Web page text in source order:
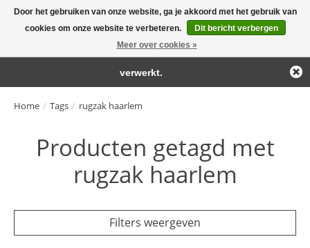
Large selection of products and fast shipping!
Home / Tags / rugzak haarlem
Producten getagd met
rugzak haarlem
Filters weergeven
Door het gebruiken van onze website, ga je akkoord met het gebruik van
cookies om onze website te verbeteren.
Dit bericht verbergen
Meer over cookies »
← Keer terug naar de backofficeDeze winkel is in aanbouw.
Eventueel geplaatste orders zullen niet worden gehonoreerd of
verwerkt.